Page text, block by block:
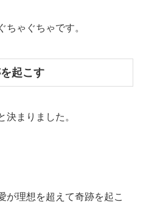
ちゃぐちゃです。
起こす
決まりました。
が理想を超えて奇跡を起こ